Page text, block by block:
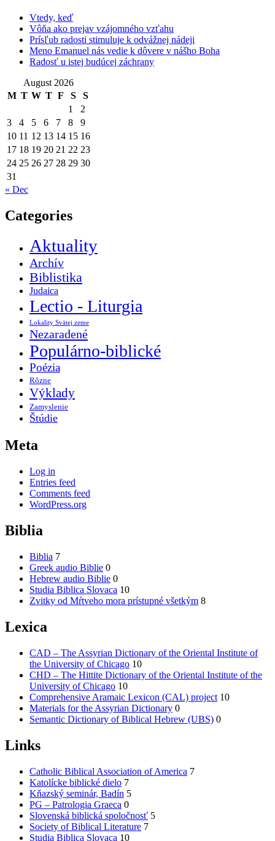
Vtedy, keď
Vôňa ako prejav vzájomného vzťahu
Prísľub radosti stimuluje k odvážnej nádeji
Meno Emanuel nás vedie k dôvere v nášho Boha
Radosť u istej budúcej záchrany
August 2026
M T W T F S
S
1
2
3
4 5 6 7 8
9
10 11 12 13 14 15 16
17 18 19 20 21 22 23
24 25 26 27 28 29 30
31
« Dec
Categories
Aktuality
Archív
Biblistika
Judaica
Lectio - Liturgia
Lokality Svätej zeme
Nezaradené
Populárno-biblické
Poézia
Rôzne
Výklady
Zamyslenie
Štúdie
Meta
Log in
Entries feed
Comments feed
WordPress.org
Biblia
Biblia 7
Greek audio Biblie 0
Hebrew audio Biblie 0
Studia Biblica Slovaca 10
Zvitky od Mŕtveho mora prístupné všetkým 8
Lexica
CAD – The Assyrian Dictionary of the Oriental Institute of
the University of Chicago 10
CHD – The Hittite Dictionary of the Oriental Institute of the
University of Chicago 10
Comprehensive Aramaic Lexicon (CAL) project 10
Materials for the Assyrian Dictionary 0
Semantic Dictionary of Biblical Hebrew (UBS) 0
Links
Catholic Biblical Association of America 7
Katolícke biblické dielo 7
Kňazský seminár, Badín 5
PG – Patrologia Graeca 0
Slovenská biblická spoločnosť 5
Society of Biblical Literature 7
Studia Biblica Slovaca 10